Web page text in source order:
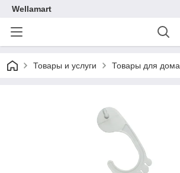
Wellamart
Товары и услуги Товары для дома